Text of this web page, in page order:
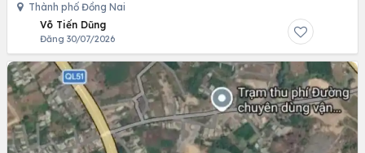
Thành phố Đồng Nai
Võ Tiến Dũng
Đăng 30/07/2026